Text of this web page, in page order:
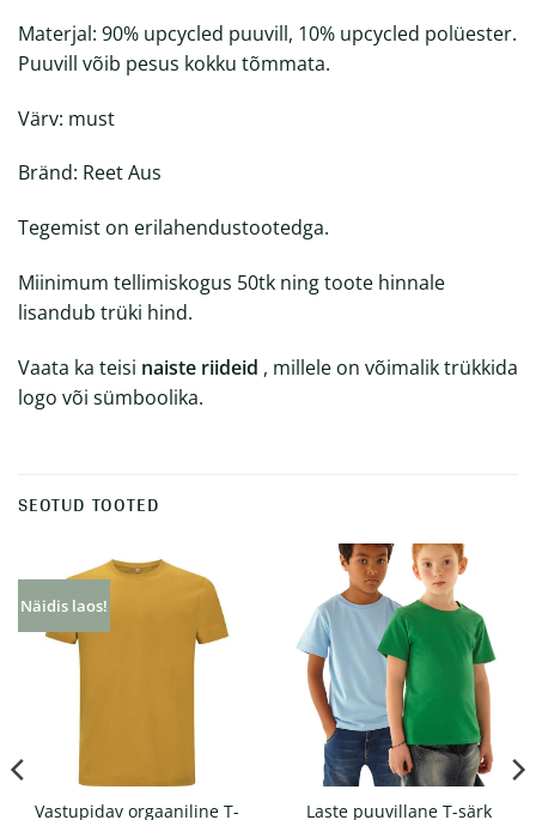
Materjal: 90% upcycled puuvill, 10% upcycled polüester.
Puuvill võib pesus kokku tõmmata.
Värv: must
Bränd: Reet Aus
Tegemist on erilahendustootedga.
Miinimum tellimiskogus 50tk ning toote hinnale
lisandub trüki hind.
Vaata ka teisi naiste riideid , millele on võimalik trükkida
logo või sümboolika.
SEOTUD TOOTED
Näidis laos!
Vastupidav orgaaniline T- Laste puuvillane T-särk